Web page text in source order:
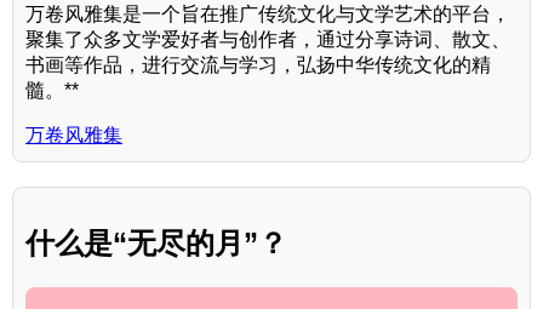
万卷风雅集是一个旨在推广传统文化与文学艺术的平台，
聚集了众多文学爱好者与创作者，通过分享诗词、散文、
书画等作品，进行交流与学习，弘扬中华传统文化的精
髓。**
万卷风雅集
什么是“无尽的月”？